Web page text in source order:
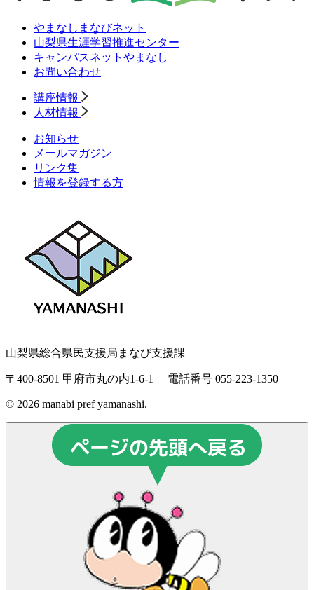
やまなしまなびネット
山梨県生涯学習推進センター
キャンパスネットやまなし
お問い合わせ
講座情報
人材情報
お知らせ
メールマガジン
リンク集
情報を登録する方
山梨県総合県民支援局まなび支援課
〒400-8501 甲府市丸の内1-6-1 電話番号 055-223-1350
© 2026 manabi pref yamanashi.